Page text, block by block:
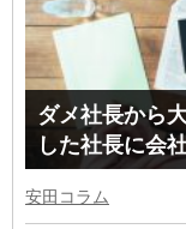
ダメ社長から
した社長に会
安田コラム